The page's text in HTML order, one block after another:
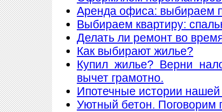
Аренда офиса: выбираем
Выбираем квартиру:
Делать ли ремонт во
Как выбирают жилье?
Купил жилье? Верни
вычет грамотно.
Ипотечные истории нашей
Уютный бетон. Поговорим